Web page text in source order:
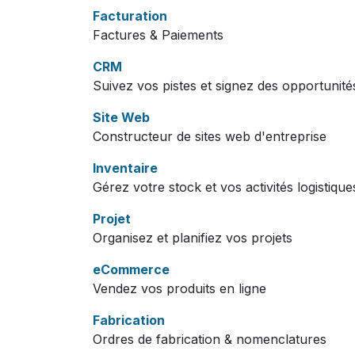
Facturation
Factures & Paiements
CRM
Suivez vos pistes et signez des
Site Web
Constructeur de sites web d'entreprise
Inventaire
Gérez votre stock et vos activités
Projet
Organisez et planifiez vos projets
eCommerce
Vendez vos produits en ligne
Fabrication
Ordres de fabrication & nomenclatures